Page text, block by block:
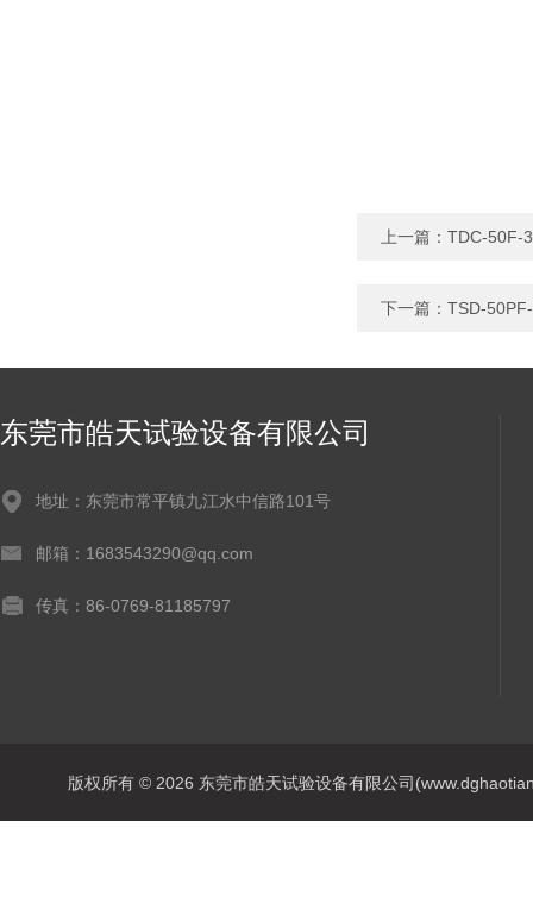
上一篇： TDC-50F-
下一篇： TSD-
东莞市皓天试验设备有限公司
地址：东莞市常平镇九江水中信路101号
邮箱：1683543290@qq.com
传真：86-0769-81185797
版权所有 © 2026 东莞市皓天试验设备有限公司